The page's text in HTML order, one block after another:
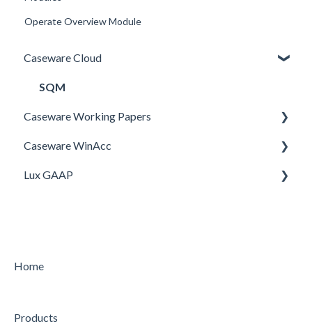
Operate Overview Module
Caseware Cloud
SQM
Caseware Working Papers
Setup
Caseware WinAcc
Installation
Transférer d'un dossier à l'exercice suivant
Lux GAAP
Home
Products